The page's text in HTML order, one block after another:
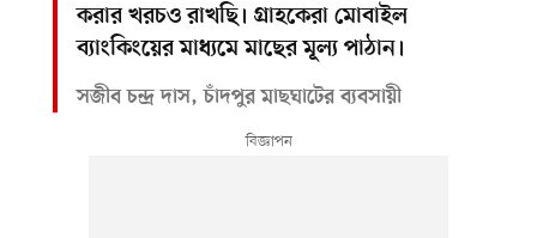
করার খরচও রাখছি। গ্রাহকেরা মোবাইল
ব্যাংকিংয়ের মাধ্যমে মাছের মূল্য পাঠান।
সজীব চন্দ্র দাস, চাঁদপুর মাছঘাটের ব্যবসায়ী